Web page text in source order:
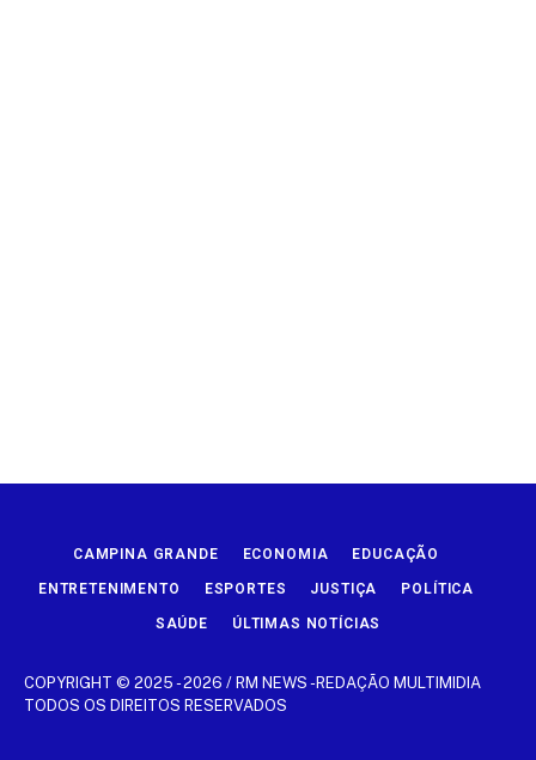
CAMPINA GRANDE ECONOMIA EDUCAÇÃO
ENTRETENIMENTO ESPORTES JUSTIÇA POLÍTICA
SAÚDE ÚLTIMAS NOTÍCIAS
COPYRIGHT © 2025 - 2026 / RM NEWS -REDAÇÃO MULTIMIDIA
TODOS OS DIREITOS RESERVADOS